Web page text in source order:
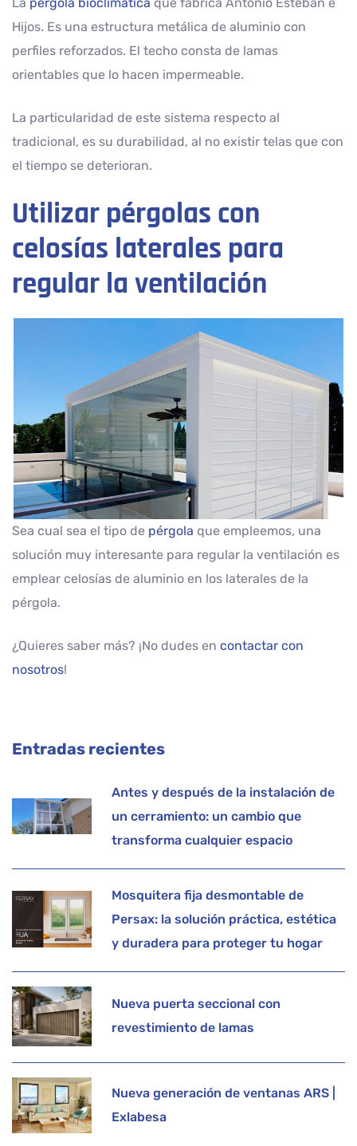
Entradas recientes
Antes y después de la instalación de
un cerramiento: un cambio que
transforma cualquier espacio
Mosquitera fija desmontable de
Persax: la solución práctica, estética
y duradera para proteger tu hogar
Nueva puerta seccional con
revestimiento de lamas
Nueva generación de ventanas ARS |
Exlabesa
Hijos. Es una estructura metálica de aluminio con
perfiles reforzados. El techo consta de lamas
orientables que lo hacen impermeable.
La particularidad de este sistema respecto al
tradicional, es su durabilidad, al no existir telas que con
el tiempo se deterioran.
Utilizar pérgolas con
celosías laterales para
regular la ventilación
Sea cual sea el tipo de pérgola que empleemos, una
solución muy interesante para regular la ventilación es
emplear celosías de aluminio en los laterales de la
pérgola.
¿Quieres saber más? ¡No dudes en contactar con
nosotros!